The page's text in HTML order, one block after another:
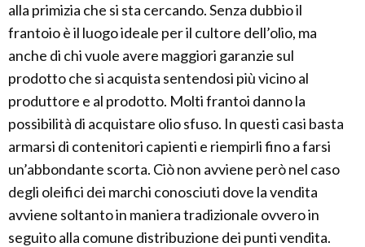
alla primizia che si sta cercando. Senza dubbio il
frantoio è il luogo ideale per il cultore dell’olio, ma
anche di chi vuole avere maggiori garanzie sul
prodotto che si acquista sentendosi più vicino al
produttore e al prodotto. Molti frantoi danno la
possibilità di acquistare olio sfuso. In questi casi basta
armarsi di contenitori capienti e riempirli fino a farsi
un’abbondante scorta. Ciò non avviene però nel caso
degli oleifici dei marchi conosciuti dove la vendita
avviene soltanto in maniera tradizionale ovvero in
seguito alla comune distribuzione dei punti vendita.